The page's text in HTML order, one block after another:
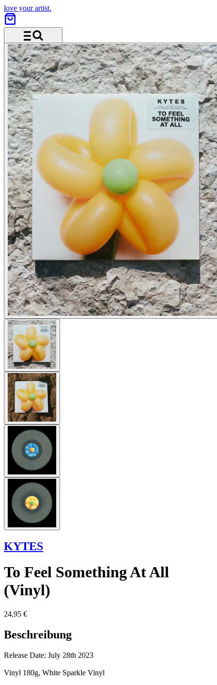
love your artist.
Menü und Suche
KYTES
To Feel Something At All
(Vinyl)
24,95 €
Beschreibung
Release Date: July 28th 2023
Vinyl 180g, White Sparkle Vinyl